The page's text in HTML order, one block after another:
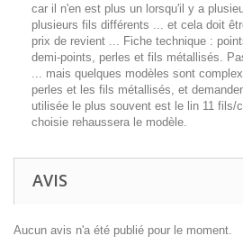
car il n'en est plus un lorsqu'il y a
plusieurs fils différents ... et cela doit
prix de revient ... Fiche technique :
demi-points, perles et fils métallisés.
... mais quelques modèles sont
perles et les fils métallisés, et
utilisée le plus souvent est le lin 11 fils/
choisie rehaussera le modèle.
AVIS
Aucun avis n'a été publié pour le moment.